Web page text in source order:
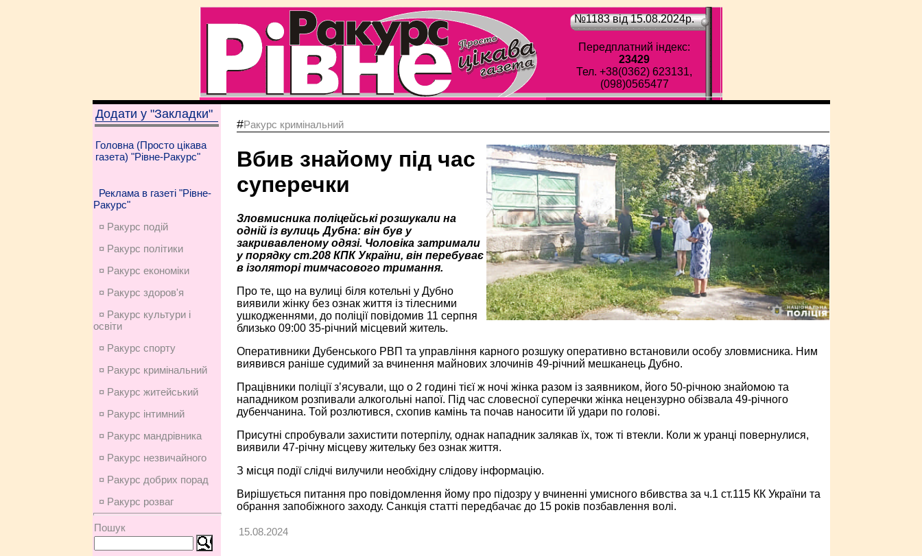
№1183 від 15.08.2024p.
Передплатний індекс:
23429
Тел. +38(0362) 623131,
(098)0565477
Додати у "Закладки"
Головна (Просто цікава
газета) "Рівне-Ракурс"
Реклама в газеті "Рівне-
Ракурс"
¤ Ракурс подій
¤ Ракурс політики
¤ Ракурс економiки
¤ Ракурс здоров'я
¤ Ракурс культури і
освіти
¤ Ракурс спорту
¤ Ракурс кримінальний
¤ Ракурс житейський
¤ Ракурс інтимний
¤ Ракурс мандрівника
¤ Ракурс незвичайного
¤ Ракурс добрих порад
¤ Ракурс розваг
Пошук
#Ракурс кримінальний
Вбив знайому під час
суперечки
Зловмисника поліцейські розшукали на
одній із вулиць Дубна: він був у
закривавленому одязі. Чоловіка затримали
у порядку ст.208 КПК України, він перебуває
в ізоляторі тимчасового тримання.
Про те, що на вулиці біля котельні у Дубно
виявили жінку без ознак життя із тілесними
ушкодженнями, до поліції повідомив 11 серпня
близько 09:00 35-річний місцевий житель.
Оперативники Дубенського РВП та управління карного розшуку оперативно встановили особу зловмисника. Ним
виявився раніше судимий за вчинення майнових злочинів 49-річний мешканець Дубно.
Працівники поліції з’ясували, що о 2 годині тієї ж ночі жінка разом із заявником, його 50-річною знайомою та
нападником розпивали алкогольні напої. Під час словесної суперечки жінка нецензурно обізвала 49-річного
дубенчанина. Той розлютився, схопив камінь та почав наносити їй удари по голові.
Присутні спробували захистити потерпілу, однак нападник залякав їх, тож ті втекли. Коли ж уранці повернулися,
виявили 47-річну місцеву жительку без ознак життя.
З місця події слідчі вилучили необхідну слідову інформацію.
Вирішується питання про повідомлення йому про підозру у вчиненні умисного вбивства за ч.1 ст.115 КК України та
обрання запобіжного заходу. Санкція статті передбачає до 15 років позбавлення волі.
15.08.2024